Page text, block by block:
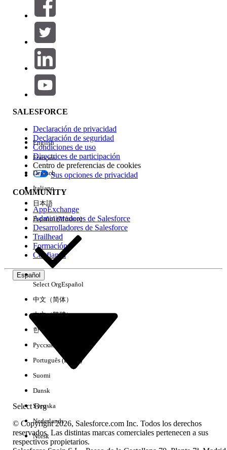
Filtrar por (0)
SELECCIONAR FILTROS
Área de productos
Repercusión de función
Edición
Experiencia
No hay resultados
SALESFORCE
Declaración de privacidad
Declaración de seguridad
Condiciones de uso
Directrices de participación
Centro de preferencias de cookies
Sus opciones de privacidad
COMMUNITY
AppExchange
Administradores de Salesforce
Desarrolladores de Salesforce
Trailhead
Formación
Confianza
Español
Select Org
English
Français
Deutsch
Italiano
日本語
Español (México)
Select OrgEspañol
中文（简体）
中文（繁體）
한국어
Русский
Português (Brasil)
Suomi
Dansk
Svenska
Nederlands
Norsk
© Copyright 2026, Salesforce.com Inc. Todos los derechos
reservados. Las distintas marcas comerciales pertenecen a sus
respectivos propietarios.